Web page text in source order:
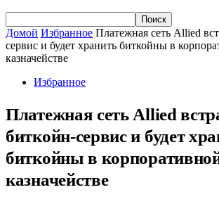
Домой Избранное Платежная сеть Allied
сервис и будет хранить биткойны в
казначействе
Избранное
Платежная сеть Allied
биткойн-сервис и будет
биткойны в
казначействе